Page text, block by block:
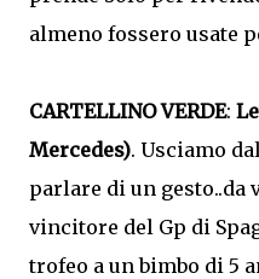
almeno fossero usate
CARTELLINO VERDE:
Mercedes). Usciamo
parlare di un gesto..da
vincitore del Gp di
trofeo a un bimbo di 5